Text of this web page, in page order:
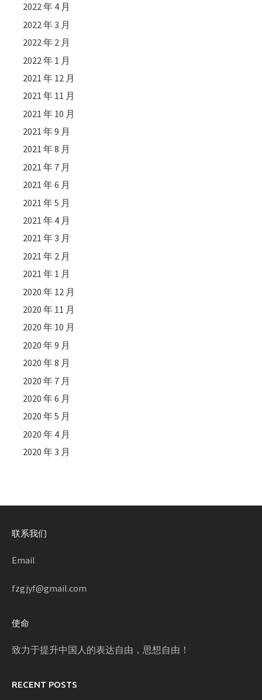
2022 年 4 月
2022 年 3 月
2022 年 2 月
2022 年 1 月
2021 年 12 月
2021 年 11 月
2021 年 10 月
2021 年 9 月
2021 年 8 月
2021 年 7 月
2021 年 6 月
2021 年 5 月
2021 年 4 月
2021 年 3 月
2021 年 2 月
2021 年 1 月
2020 年 12 月
2020 年 11 月
2020 年 10 月
2020 年 9 月
2020 年 8 月
2020 年 7 月
2020 年 6 月
2020 年 5 月
2020 年 4 月
2020 年 3 月
联系我们
Email
fzgjyf@gmail.com
使命
致力于提升中国人的表达自由，思想自由！
RECENT POSTS